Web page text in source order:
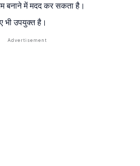
बनाने में मदद कर सकता है।
भी उपयुक्त है।